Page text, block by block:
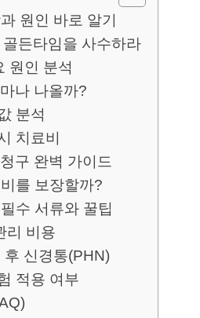
원인 바로 알기
든타임을 사수하라
원인 분석
나 나올까?
분석
치료비
구 완벽 가이드
를 보장할까?
수 서류와 꿀팁
리 비용
신경통(PHN)
적용 여부